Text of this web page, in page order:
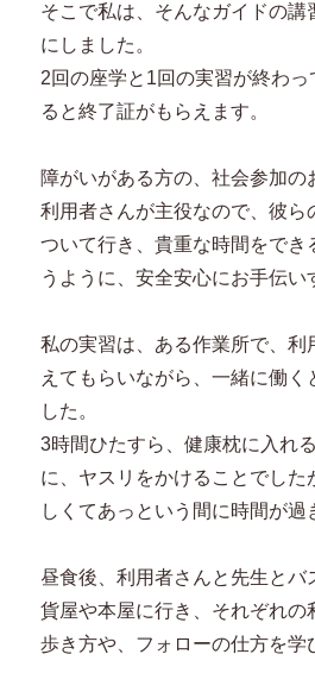
そこで私は、そんなガイドの講
にしました。
2回の座学と1回の実習が終わ
ると終了証がもらえます。
障がいがある方の、社会参加の
利用者さんが主役なので、彼ら
ついて行き、貴重な時間をでき
うように、安全安心にお手伝い
私の実習は、ある作業所で、利
えてもらいながら、一緒に働く
した。
3時間ひたすら、健康枕に入れ
に、ヤスリをかけることでした
しくてあっという間に時間が過
昼食後、利用者さんと先生とバ
貨屋や本屋に行き、それぞれの
歩き方や、フォローの仕方を学